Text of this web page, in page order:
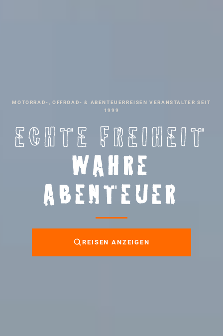
MOTORRAD-, OFFROAD- & ABENTEUERREISEN VERANSTALTER SEIT
1999
ECHTE FREIHEIT
WAHRE
ABENTEUER
REISEN ANZEIGEN